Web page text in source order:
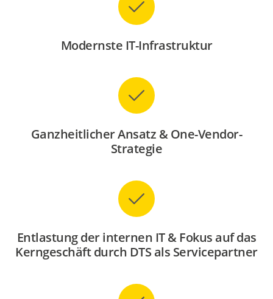
Modernste IT-Infrastruktur
Ganzheitlicher Ansatz & One-Vendor-
Strategie
Entlastung der internen IT & Fokus auf das
Kerngeschäft durch DTS als Servicepartner